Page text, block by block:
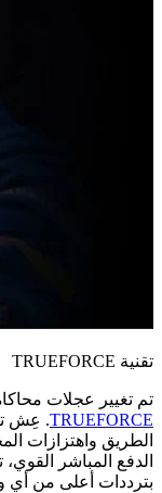
تقنية TRUEFORCE
TRUEFORCE‏. عِش
الطريق واهتزازات
بترددات أعلى من